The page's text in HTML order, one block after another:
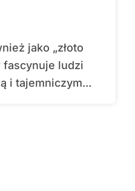
fascynuje ludzi
i tajemniczym...